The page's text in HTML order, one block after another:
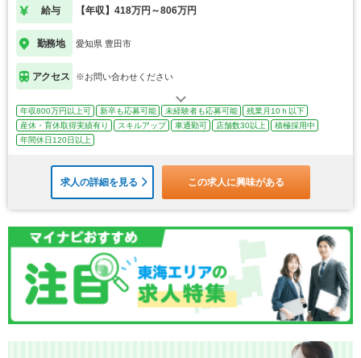
給与 【年収】418万円～806万円
勤務地 愛知県 豊田市
アクセス ※お問い合わせください
年収800万円以上可 新卒も応募可能 未経験者も応募可能
残業月10ｈ以下
産休・育休取得実績有り
スキルアップ 車通勤可 店舗数30以上
積極採用中
年間休日120日以上
求人の詳細を見る この求人に興味がある